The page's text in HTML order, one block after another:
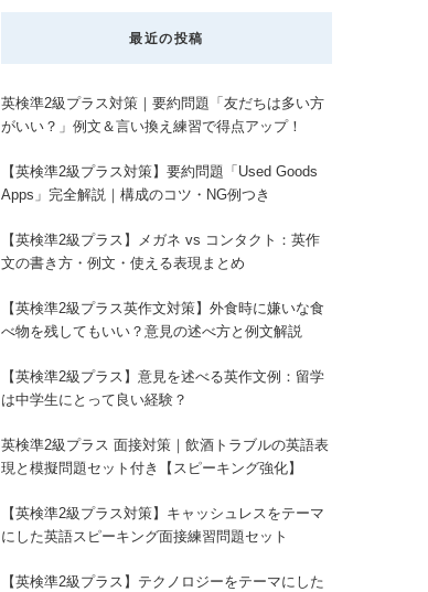
最近の投稿
英検準2級プラス対策｜要約問題「友だちは多い方
がいい？」例文＆言い換え練習で得点アップ！
【英検準2級プラス対策】要約問題「Used Goods
Apps」完全解説｜構成のコツ・NG例つき
【英検準2級プラス】メガネ vs コンタクト：英作
文の書き方・例文・使える表現まとめ
【英検準2級プラス英作文対策】外食時に嫌いな食
べ物を残してもいい？意見の述べ方と例文解説
【英検準2級プラス】意見を述べる英作文例：留学
は中学生にとって良い経験？
英検準2級プラス 面接対策｜飲酒トラブルの英語表
現と模擬問題セット付き【スピーキング強化】
【英検準2級プラス対策】キャッシュレスをテーマ
にした英語スピーキング面接練習問題セット
【英検準2級プラス】テクノロジーをテーマにした